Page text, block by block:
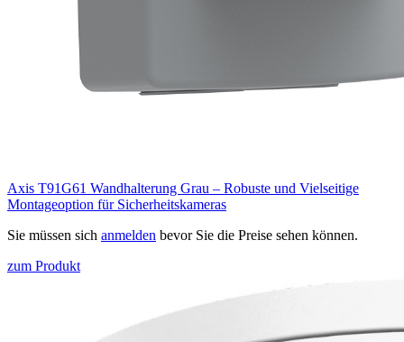
Axis T91G61 Wandhalterung Grau – Robuste und Vielseitige
Montageoption für Sicherheitskameras
Sie müssen sich anmelden bevor Sie die Preise sehen können.
zum Produkt